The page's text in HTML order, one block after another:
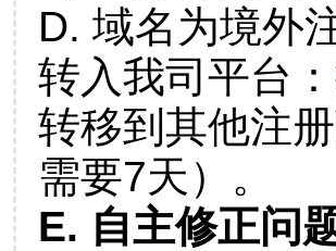
D. 域名为境外
转入我司平台：
转移到其他注
需要7天）。
E. 自主修正问